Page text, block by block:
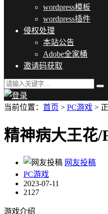
wordpress模板
wordpress插件
侵权处理
本站公告
Adobe全家桶
邀请码获取
当前位置： 首页 > PC游戏 >
精神病大王花/
网友投稿
PC游戏
2023-07-11
2127
游戏介绍